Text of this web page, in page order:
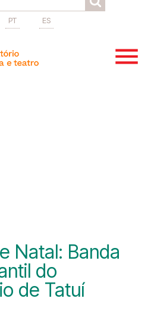
PT ES
Natal: Banda
do
de Tatuí